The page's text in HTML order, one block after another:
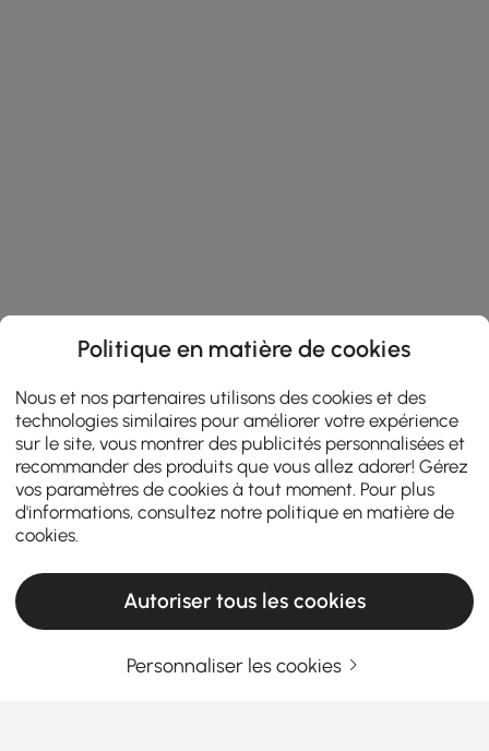
Politique en matière de cookies
Nous et nos partenaires utilisons des cookies et des
technologies similaires pour améliorer votre expérience
sur le site, vous montrer des publicités personnalisées et
recommander des produits que vous allez adorer! Gérez
vos paramètres de cookies à tout moment. Pour plus
d'informations, consultez notre politique en matière de
cookies
Autoriser tous les cookies
Personnaliser les cookies